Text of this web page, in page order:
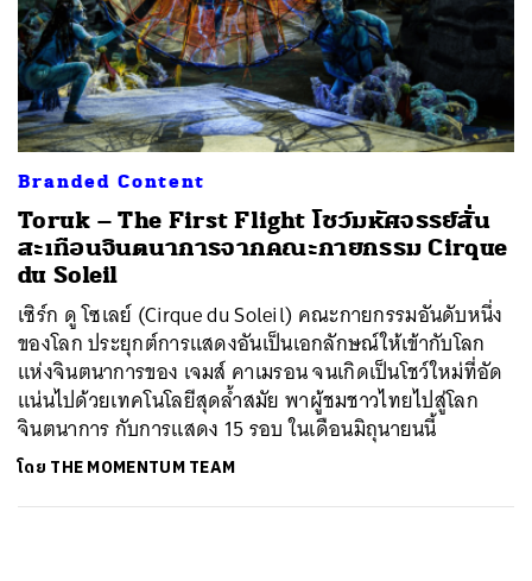
Branded Content
Toruk – The First Flight โชว์มหัศจรรย์สั่น
สะเทือนจินตนาการจากคณะกายกรรม Cirque
du Soleil
เซิร์ก ดู โซเลย์ (Cirque du Soleil) คณะกายกรรมอันดับหนึ่ง
ของโลก ประยุกต์การแสดงอันเป็นเอกลักษณ์ให้เข้ากับโลก
แห่งจินตนาการของ เจมส์ คาเมรอน จนเกิดเป็นโชว์ใหม่ที่อัด
แน่นไปด้วยเทคโนโลยีสุดล้ำสมัย พาผู้ชมชาวไทยไปสู่โลก
จินตนาการ กับการแสดง 15 รอบ ในเดือนมิถุนายนนี้
โดย THE MOMENTUM TEAM
ค้นหา
SHARE TWEET